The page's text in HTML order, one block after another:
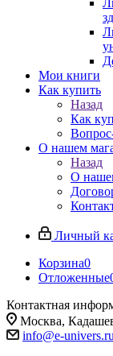
Мои книги
Как купить
Назад
Как
О нашем
Назад
О
Личный
Корзина0
Отложенные
Контактная
Москва,
info@e-univers.ru